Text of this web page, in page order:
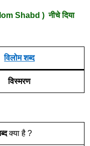
Shabd ) नीचे दिया
विलोम शब्द
विस्मरण
क्या है ?